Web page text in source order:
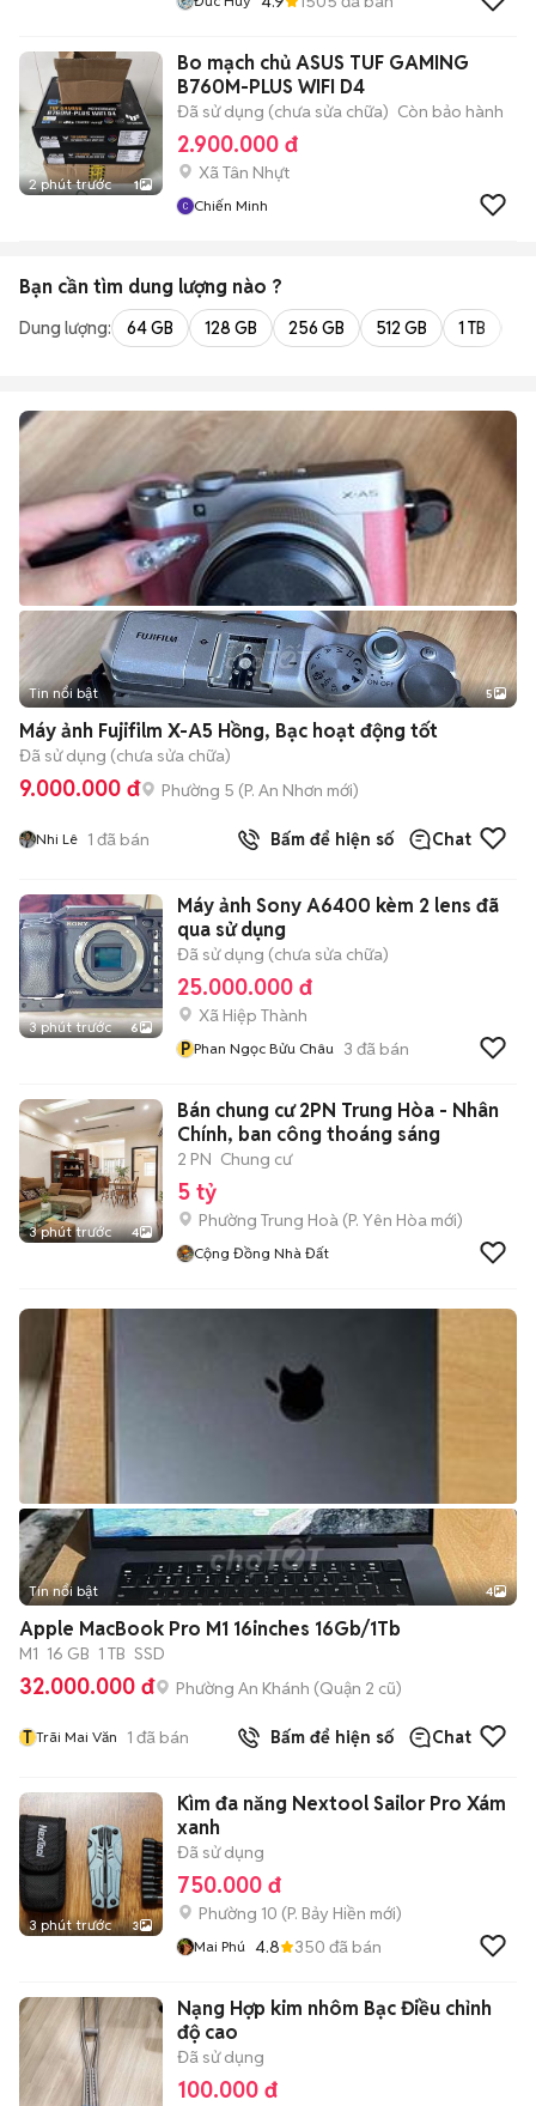
2 phút trước 1
Bo mạch chủ ASUS TUF GAMING
B760M-PLUS WIFI D4
Đã sử dụng (chưa sửa chữa) Còn bảo hành
2.900.000 đ
Xã Tân Nhựt
Chiến Minh
Bạn cần tìm dung lượng nào ?
Dung lượng: 64 GB 128 GB 256 GB 512 GB 1 TB
Tin nổi bật 5
Máy ảnh Fujifilm X-A5 Hồng, Bạc hoạt động tốt
Đã sử dụng (chưa sửa chữa)
9.000.000 đ Phường 5 (P. An Nhơn mới)
Nhi Lê 1 đã bán Bấm để hiện số Chat
3 phút trước 6
Máy ảnh Sony A6400 kèm 2 lens đã
qua sử dụng
Đã sử dụng (chưa sửa chữa)
25.000.000 đ
Xã Hiệp Thành
P Phan Ngọc Bửu Châu 3 đã bán
3 phút trước 4
Bán chung cư 2PN Trung Hòa - Nhân
Chính, ban công thoáng sáng
2 PN Chung cư
5 tỷ
Phường Trung Hoà (P. Yên Hòa mới)
Cộng Đồng Nhà Đất
Tin nổi bật 4
Apple MacBook Pro M1 16inches 16Gb/1Tb
M1 16 GB 1 TB SSD
32.000.000 đ Phường An Khánh (Quận 2 cũ)
T Trãi Mai Văn 1 đã bán Bấm để hiện số Chat
3 phút trước 3
Kìm đa năng Nextool Sailor Pro Xám
xanh
Đã sử dụng
750.000 đ
Phường 10 (P. Bảy Hiền mới)
Mai Phú 4.8 350 đã bán
Nạng Hợp kim nhôm Bạc Điều chỉnh
độ cao
Đã sử dụng
100.000 đ